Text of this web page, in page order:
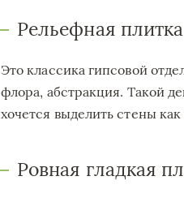
Рельефная плитка
Это классика гипсовой
флора, абстракция. Такой
хочется выделить стены
Ровная гладкая